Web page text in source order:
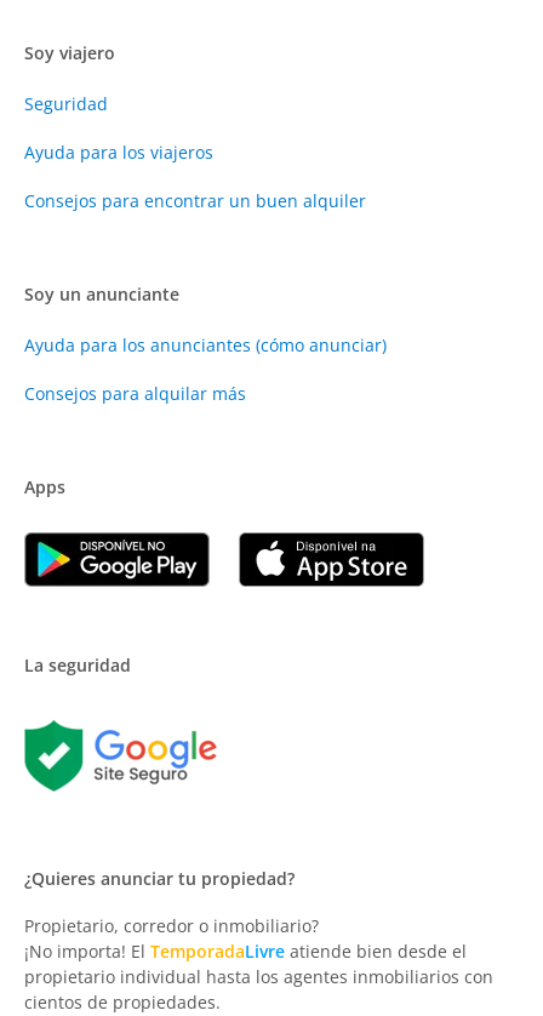
Soy viajero
Seguridad
Ayuda para los viajeros
Consejos para encontrar un buen alquiler
Soy un anunciante
Ayuda para los anunciantes (cómo anunciar)
Consejos para alquilar más
Apps
La seguridad
¿Quieres anunciar tu propiedad?
Propietario, corredor o inmobiliario?
¡No importa! El TemporadaLivre atiende bien desde el
propietario individual hasta los agentes inmobiliarios con
cientos de propiedades.